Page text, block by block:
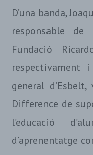
D’una banda,
responsable
Fundació
respectivament
general
Difference de
l’educació
d’aprenentatge